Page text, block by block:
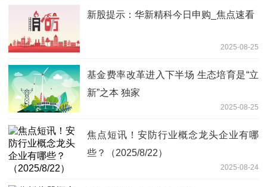
新股提示：华新精科今日申购_焦点速看
2025-08-25
基金费率改革进入下半场 生态培育是“立
新”之本 独家
2025-08-25
焦点短讯！安防行业概念龙头企业有哪
些？（2025/8/22）
2025-08-24